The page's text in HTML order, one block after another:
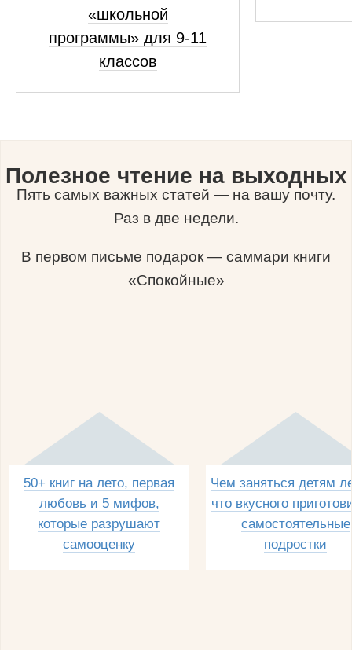
«школьной
программы» для 9-11
классов
Полезное чтение на выходных
Пять самых важных статей — на вашу почту.
Раз в две недели.
В первом письме подарок — саммари книги
«Спокойные»
50+ книг на лето, первая
любовь и 5 мифов,
которые разрушают
самооценку
Чем заняться детям
что вкусного
самостоятельные
подростки